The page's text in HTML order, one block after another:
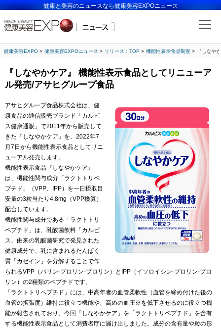
健康と美容のニュースなら健康美容EXPOニュース
健康美容EXPO 健康美容EXPOニュース リリース：TOP 機能性表示食品制度 『しなや
『しなやかケア』 機能性表示食品としてリニューア
ル発売/アサヒグループ食品
アサヒグループ食品株式会社は、健
康食品の通信販売ブランド「カルピ
ス健康通販」で2011年から販売して
きた『しなやかケア』を、2022年7
月7日から機能性表示食品としてリニ
ューアル発売します。
機能性表示食品『しなやかケア』
は、機能性関与成分「ラクトトリペ
プチド」（VPP、IPP）を一日摂取目
安量の3粒当たり4.8mg（VPP換算）
配合しています。
機能性関与成分である「ラクトトリ
ペプチド」は、乳酸菌飲料「カルピ
ス」由来の乳酸菌研究で発見された
健康成分で、乳に含まれるたんぱく
質「カゼイン」を分解することで作
られるVPP（バリン-プロリン-プロリン）とIPP（イソロイシン-プロリン-プロ
リン）の2種類のペプチドです。
「ラクトトリペプチド」には、中高年者の血管柔軟性（血管を締め付けた後の
血管の拡張度）維持に役立つ機能や、高めの血圧※を低下させるのに役立つ機
能が報告されており、今回『しなやかケア』を「ラクトトリペプチド」を含有
する機能性表示食品として消費者庁に届け出しました。成分の含有量や粒の形